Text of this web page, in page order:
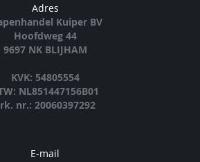
Adres
Kuiper BV
Hoofdweg 44
9697 NK BLIJHAM
KVK: 54805554
NL851447156B01
nr.: 20060397292
E-mail